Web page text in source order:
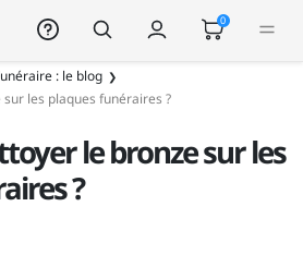
Coq Funéraire 0
: le blog
les plaques funéraires ?
le bronze sur les
?